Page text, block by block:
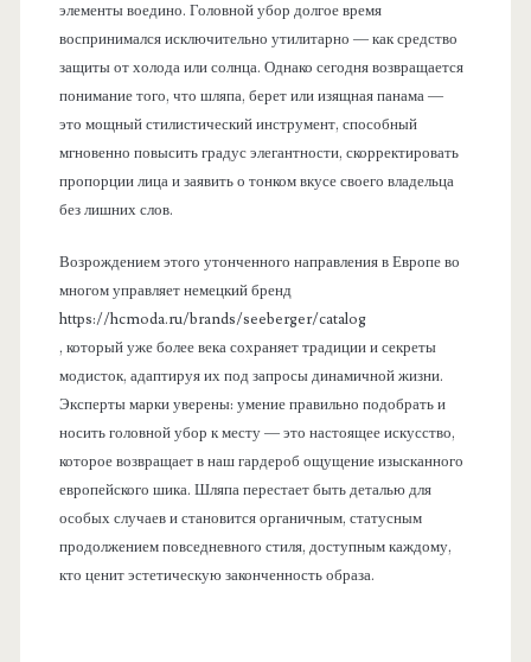
элементы воедино. Головной убор долгое время
воспринимался исключительно утилитарно — как средство
защиты от холода или солнца. Однако сегодня возвращается
понимание того, что шляпа, берет или изящная панама —
это мощный стилистический инструмент, способный
мгновенно повысить градус элегантности, скорректировать
пропорции лица и заявить о тонком вкусе своего владельца
без лишних слов.
Возрождением этого утонченного направления в Европе во
многом управляет немецкий бренд
https://hcmoda.ru/brands/seeberger/catalog
, который уже более века сохраняет традиции и секреты
модисток, адаптируя их под запросы динамичной жизни.
Эксперты марки уверены: умение правильно подобрать и
носить головной убор к месту — это настоящее искусство,
которое возвращает в наш гардероб ощущение изысканного
европейского шика. Шляпа перестает быть деталью для
особых случаев и становится органичным, статусным
продолжением повседневного стиля, доступным каждому,
кто ценит эстетическую законченность образа.